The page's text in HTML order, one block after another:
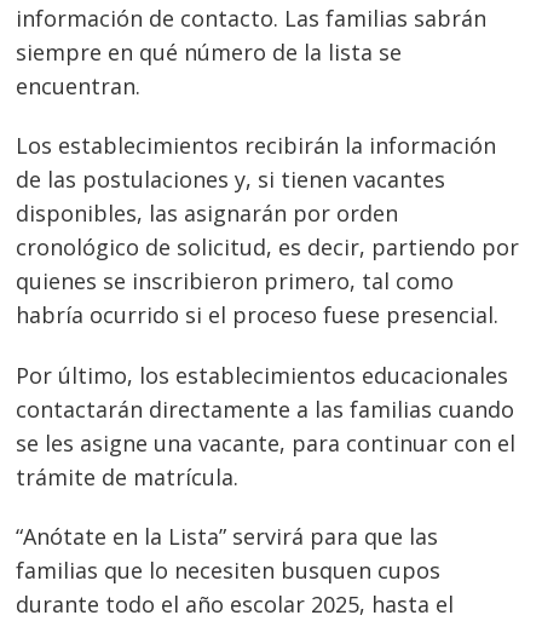
información de contacto. Las familias sabrán
siempre en qué número de la lista se
encuentran.
Los establecimientos recibirán la información
de las postulaciones y, si tienen vacantes
disponibles, las asignarán por orden
cronológico de solicitud, es decir, partiendo por
quienes se inscribieron primero, tal como
habría ocurrido si el proceso fuese presencial.
Por último, los establecimientos educacionales
contactarán directamente a las familias cuando
se les asigne una vacante, para continuar con el
trámite de matrícula.
“Anótate en la Lista” servirá para que las
familias que lo necesiten busquen cupos
durante todo el año escolar 2025, hasta el